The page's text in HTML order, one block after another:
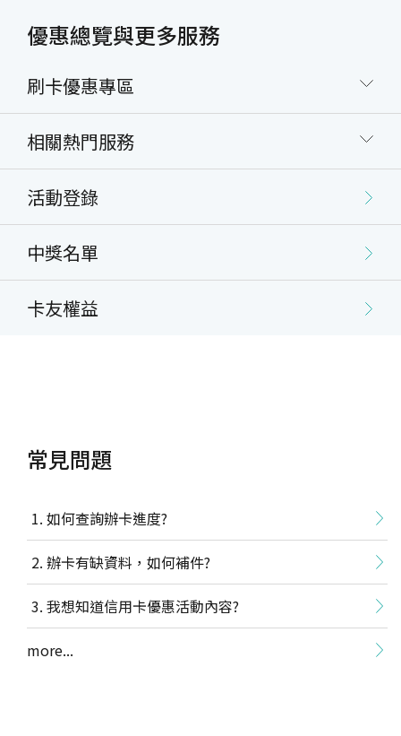
優惠總覽與更多服務
刷卡優惠專區
相關熱門服務
活動登錄
中獎名單
卡友權益
常見問題
如何查詢辦卡進度?
辦卡有缺資料，如何補件?
我想知道信用卡優惠活動內容?
more...